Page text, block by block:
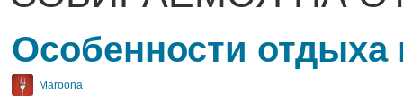
Особенности отдыха
Maroona